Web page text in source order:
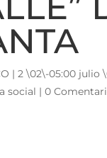
| 2 \02\-05:00 julio
social | 0